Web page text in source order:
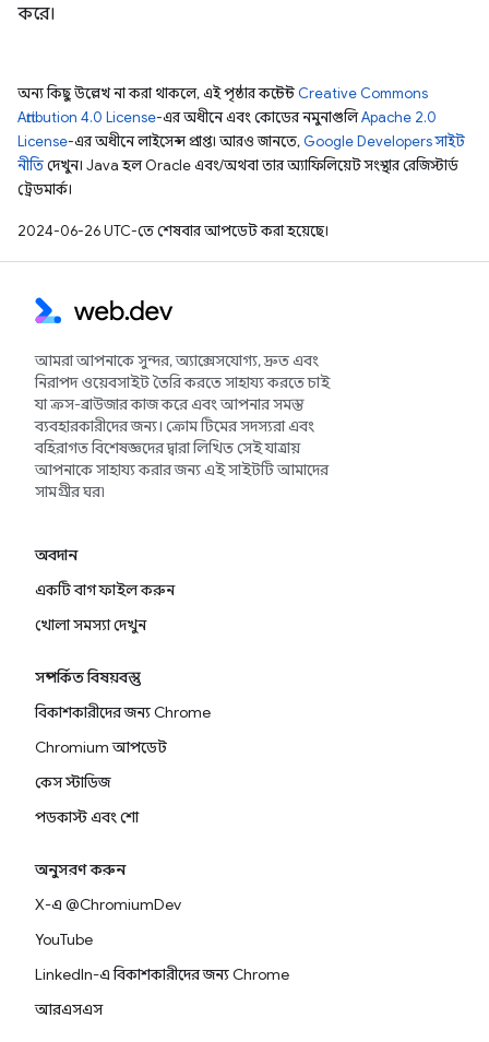
করে।
অন্য কিছু উল্লেখ না করা থাকলে, এই পৃষ্ঠার কন্টেন্ট Creative Commons
Attribution 4.0 License-এর অধীনে এবং কোডের নমুনাগুলিApache 2.0
License-এর অধীনে লাইসেন্স প্রাপ্ত। আরও জানতে, Google Developers সাইট
নীতিদেখুন। Java হল Oracle এবং/অথবা তার অ্যাফিলিয়েট সংস্থার রেজিস্টার্ড
ট্রেডমার্ক।
2024-06-26 UTC-তে শেষবার আপডেট করা হয়েছে।
আমরা আপনাকে সুন্দর, অ্যাক্সেসযোগ্য, দ্রুত এবং
নিরাপদ ওয়েবসাইট তৈরি করতে সাহায্য করতে চাই
যা ক্রস-ব্রাউজার কাজ করে এবং আপনার সমস্ত
ব্যবহারকারীদের জন্য। ক্রোম টিমের সদস্যরা এবং
বহিরাগত বিশেষজ্ঞদের দ্বারা লিখিত সেই যাত্রায়
আপনাকে সাহায্য করার জন্য এই সাইটটি আমাদের
সামগ্রীর ঘর৷
অবদান
একটি বাগ ফাইল করুন
খোলা সমস্যা দেখুন
সম্পর্কিত বিষয়বস্তু
বিকাশকারীদের জন্য Chrome
Chromium আপডেট
কেস স্টাডিজ
পডকাস্ট এবং শো
অনুসরণ করুন
X-এ @ChromiumDev
YouTube
LinkedIn-এ বিকাশকারীদের জন্য Chrome
আরএসএস